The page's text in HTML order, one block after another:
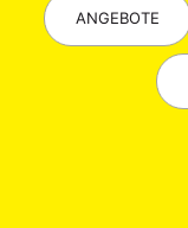
ANGEBOTE